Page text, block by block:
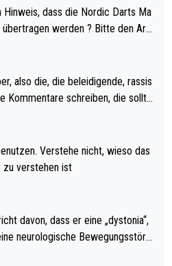
Qualifikation des Weltmei
Dies war bei Archie Self letzt
amtierender Weltmeister durch
dass Mitchel sich das (in Ve
werden ? Bitte den Arti
also die, die beleidigende, rassis
Kommentare schreiben, die sollte
eins wundert mich: Luke Little
der über Social Media GvV p
schießt öfters mal gegen Ric
Verstehe nicht, wieso das
verstehen ist
davon, dass er eine „dystonia“,
neurologische Bewegungsstöru